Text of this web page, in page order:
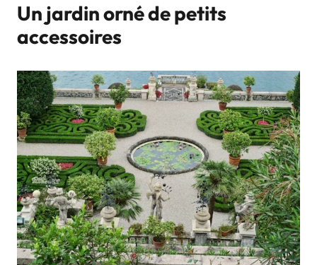
Un jardin orné de petits
accessoires